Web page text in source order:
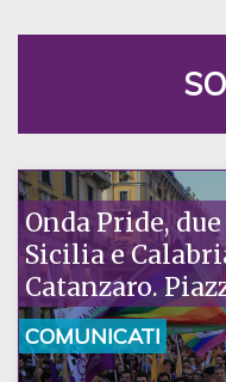
Onda Pride,
Sicilia e
Catanzaro.
la nostra
COMUNICATI